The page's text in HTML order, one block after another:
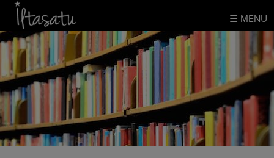
Skip
content
☰ MENU